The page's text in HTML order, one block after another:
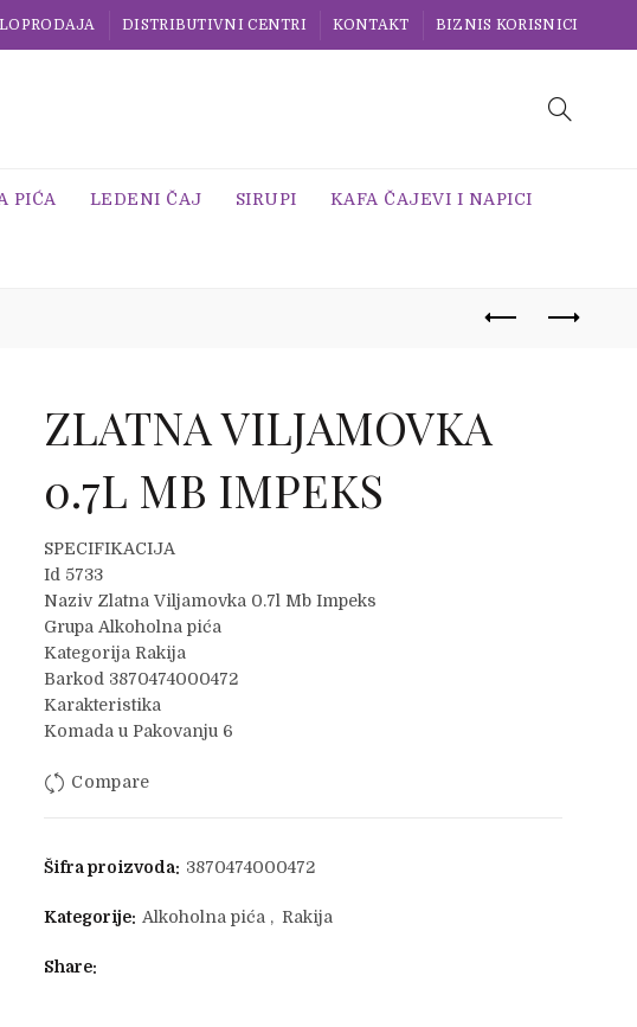
DISTRIBUTIVNI CENTRI KONTAKT BIZNIS KORISNICI
PIĆA LEDENI ČAJ SIRUPI KAFA ČAJEVI I NAPICI
ZLATNA VILJAMOVKA
0.7L MB IMPEKS
SPECIFIKACIJA
Id 5733
Naziv Zlatna Viljamovka 0.7l Mb Impeks
Grupa Alkoholna pića
Kategorija Rakija
Barkod 3870474000472
Karakteristika
Komada u Pakovanju 6
Compare
Šifra proizvoda: 3870474000472
Kategorije: Alkoholna pića , Rakija
Share